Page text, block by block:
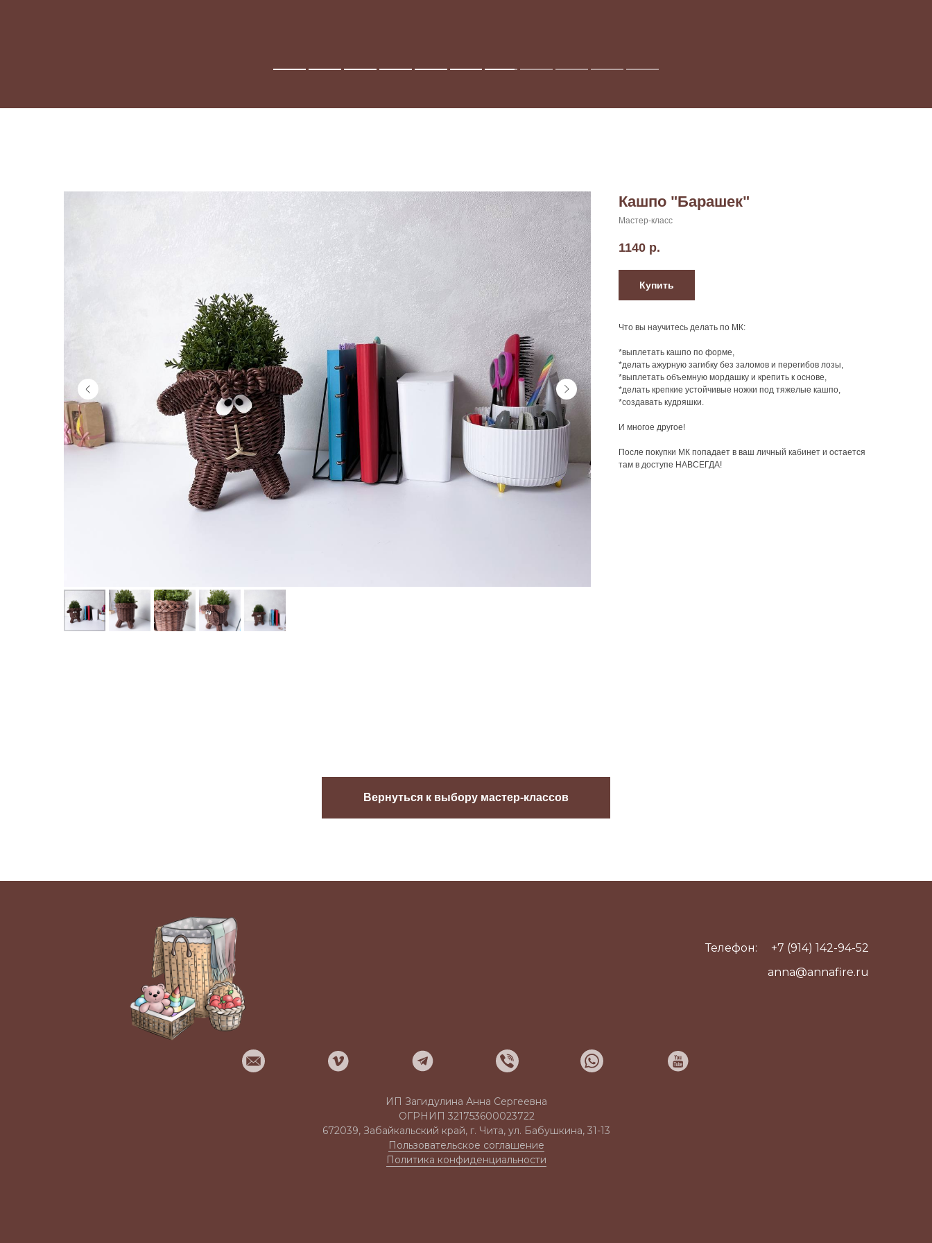
Кашпо "Барашек"
Мастер-класс
1140 р.
Купить
Что вы научитесь делать по МК:
*выплетать кашпо по форме,
*делать ажурную загибку без заломов и перегибов лозы,
*выплетать объемную мордашку и крепить к основе,
*делать крепкие устойчивые ножки под тяжелые кашпо,
*создавать кудряшки.
И многое другое!
После покупки МК попадает в ваш личный кабинет и остается
там в доступе НАВСЕГДА!
Вернуться к выбору мастер-классов
ИП Загидулина Анна Сергеевна
ОГРНИП 321753600023722
672039, Забайкальский край, г. Чита, ул. Бабушкина, 31-13
Пользовательское соглашение
Политика конфиденциальности
Телефон:
+7 (914) 142-94-52
anna@annafire.ru